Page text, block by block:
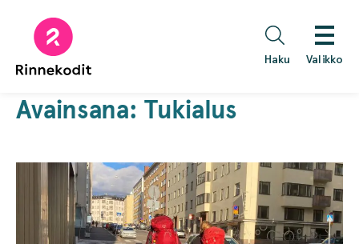
sisältöön
Haku Valikko
Avainsana: Tukialus